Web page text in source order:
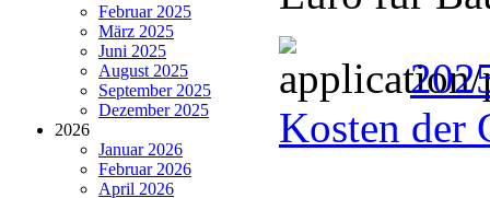
Februar 2025
März 2025
Juni 2025
August 2025
September 2025
Dezember 2025
2026
Januar 2026
Februar 2026
April 2026
Kosten der